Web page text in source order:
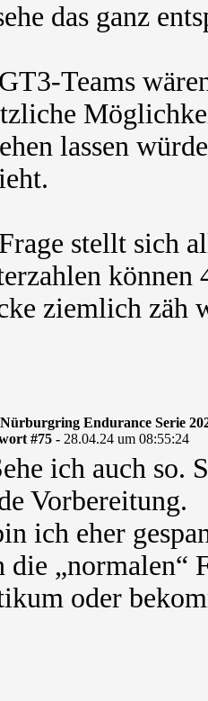
das ganz
Teams
lassen
stellt sich
können
ziemlich zäh
Endurance Serie
#75 - 28.04.24 um 08:55:24
ich auch so.
Vorbereitung.
ich eher
die „normalen“
oder